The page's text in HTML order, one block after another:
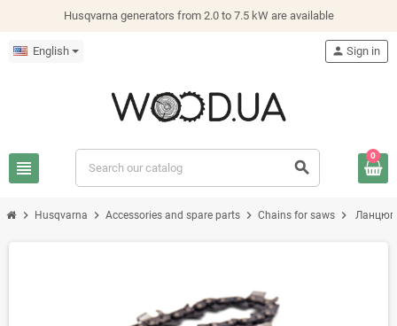
Husqvarna generators from 2.0 to 7.5 kW are available
English
view_headline search
person Sign in
0
chevron_right Husqvarna chevron_right Accessories and spare parts chevron_right Chains for saws chevron_right